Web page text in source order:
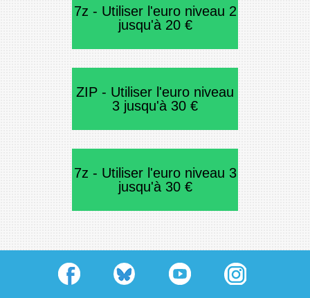
7z - Utiliser l'euro niveau 2
jusqu'à 20 €
ZIP - Utiliser l'euro niveau
3 jusqu'à 30 €
7z - Utiliser l'euro niveau 3
jusqu'à 30 €